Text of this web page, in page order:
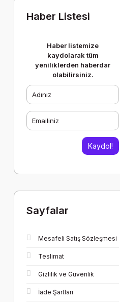
Haber Listesi
Haber listemize
kaydolarak tüm
yeniliklerden haberdar
olabilirsiniz.
Kaydol!
Sayfalar
Mesafeli Satış Sözleşmesi
Teslimat
Gizlilik ve Güvenlik
İade Şartları